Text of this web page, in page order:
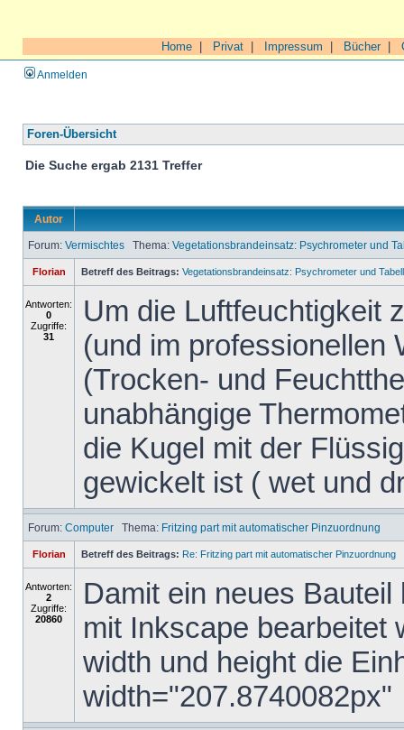
Home Privat Impressum Bücher|
Anmelden
Foren-Übersicht
Die Suche ergab 2131 Treffer
Autor
Forum: Vermischtes Thema: Vegetationsbrandeinsatz: Psychrometer und
Florian Betreff des Beitrags: Vegetationsbrandeinsatz: Psychrometer und
Antworten:
0
Zugriffe:
31
Um die Luftfeuchtigkeit
(und im professionellen
(Trocken- und
unabhängige
die Kugel mit der
gewickelt ist ( wet und
Forum: Computer Thema: Fritzing part mit automatischer Pinzuordnung
Florian Betreff des Beitrags: Re: Fritzing part mit automatischer Pinzuordnung
Antworten:
2
Zugriffe:
20860
Damit ein neues
mit Inkscape bearbeitet
width und height die
width="207.8740082px"